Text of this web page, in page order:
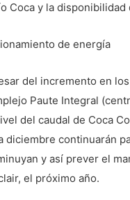
Coca y la
de energía
del incremento en
Paute Integral
del caudal de Coca
diciembre continuarán
y así prever el
el próximo año.